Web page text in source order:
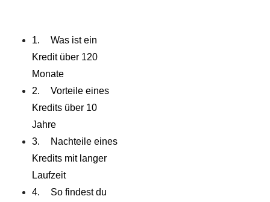
Was ist ein
Kredit über 120
Monate
Vorteile eines
Kredits über 10
Jahre
Nachteile eines
Kredits mit langer
Laufzeit
So findest du